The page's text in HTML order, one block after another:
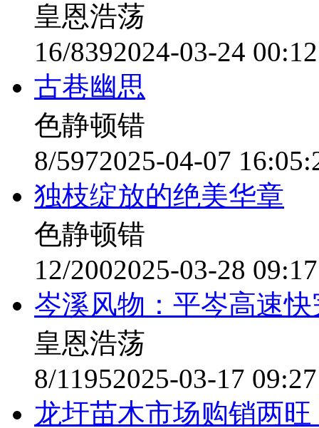
皇恩浩荡
16/8392024-03-24
古巷幽思
色静顿错
8/5972025-04-07
独枝绽放的绝美华章
色静顿错
12/2002025-03-28
岑溪风物：平岑高速
皇恩浩荡
8/11952025-03-17
龙圩苗木市场购销两